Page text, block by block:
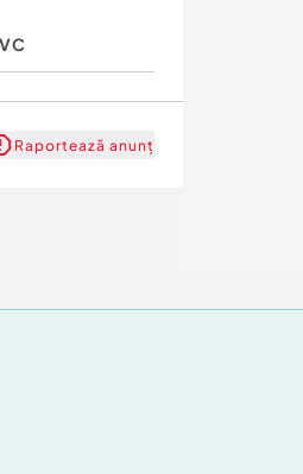
Raportează anunț